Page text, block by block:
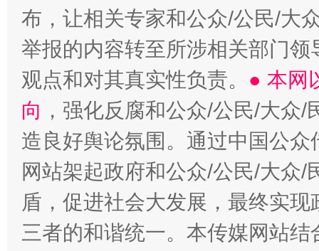
布，让相关专家和公众/公民/大
举报的内容转至所涉相关部门
观点和对其真实性负责。 ● 本网
向 ，强化反腐和公众/公民/大众
造良好舆论氛围。通过中国公
网站架起政府和公众/公民/大众
盾，促进社会大发展，最终实
三者的和谐统一。本传媒网站